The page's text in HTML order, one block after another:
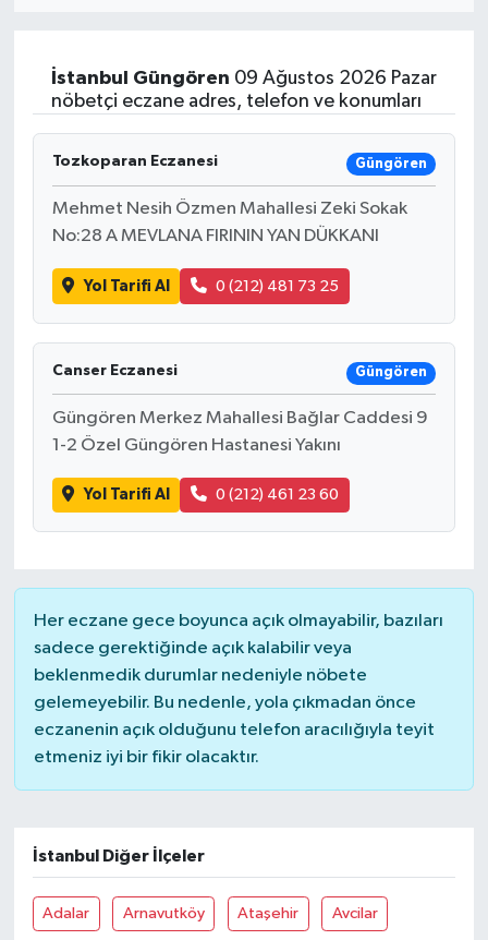
İstanbul Güngören 09 Ağustos 2026 Pazar
nöbetçi eczane adres, telefon ve konumları
Tozkoparan Eczanesi Güngören
Mehmet Nesih Özmen Mahallesi Zeki Sokak
No:28 A MEVLANA FIRININ YAN DÜKKANI
Yol Tarifi Al 0 (212) 481 73 25
Canser Eczanesi Güngören
Güngören Merkez Mahallesi Bağlar Caddesi 9
1-2 Özel Güngören Hastanesi Yakını
Yol Tarifi Al 0 (212) 461 23 60
Her eczane gece boyunca açık olmayabilir, bazıları
sadece gerektiğinde açık kalabilir veya
beklenmedik durumlar nedeniyle nöbete
gelemeyebilir. Bu nedenle, yola çıkmadan önce
eczanenin açık olduğunu telefon aracılığıyla teyit
etmeniz iyi bir fikir olacaktır.
İstanbul Diğer İlçeler
Adalar Arnavutköy Ataşehir Avcilar
ÖZEL HABER
SAĞLIK
SPONSORLU YAZI
SPOR
TEKNOLOJİ